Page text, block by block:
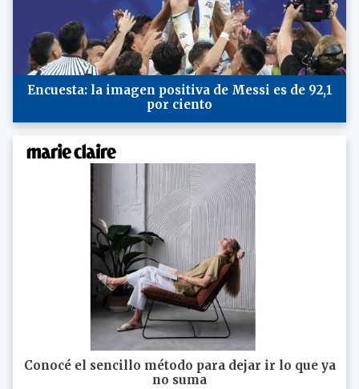
Encuesta: la imagen positiva de Messi es de 92,1
por ciento
Conocé el sencillo método para dejar ir lo que ya
no suma